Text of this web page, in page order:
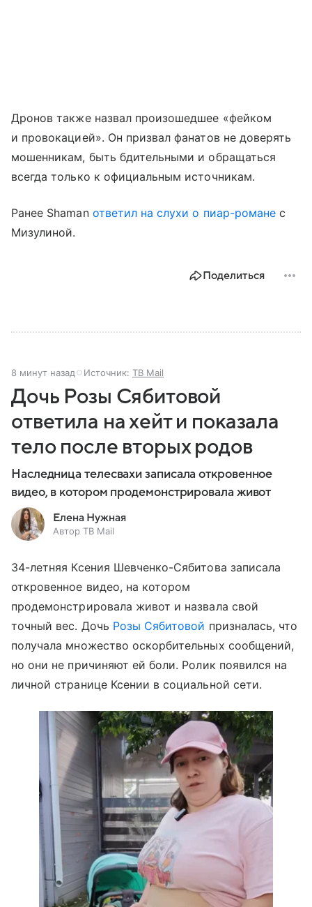
Дронов также назвал произошедшее «фейком
и провокацией». Он призвал фанатов не доверять
мошенникам, быть бдительными и обращаться
всегда только к официальным источникам.
Ранее Shaman ответил на слухи о пиар-романе с
Мизулиной.
Поделиться
8 минут назад Источник: ТВ Mail
Дочь Розы Сябитовой
ответила на хейт и показала
тело после вторых родов
Наследница телесвахи записала откровенное
видео, в котором продемонстрировала живот
Елена Нужная
Автор ТВ Mail
34-летняя Ксения Шевченко-Сябитова записала
откровенное видео, на котором
продемонстрировала живот и назвала свой
точный вес. Дочь Розы Сябитовой призналась, что
получала множество оскорбительных сообщений,
но они не причиняют ей боли. Ролик появился на
личной странице Ксении в социальной сети.